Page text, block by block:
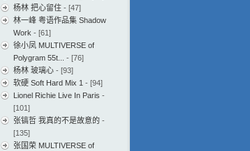
杨林 把心留住 - [47]
林一峰 粤语作品集 Shadow
Work - [61]
徐小凤 MULTIVERSE of
Polygram 55t...
- [76]
杨林 玻璃心 - [93]
软硬 Soft Hard Mix 1 - [94]
Lionel Richie Live In Paris -
[101]
张镐哲 我真的不是故意的 -
[135]
张国荣 MULTIVERSE of